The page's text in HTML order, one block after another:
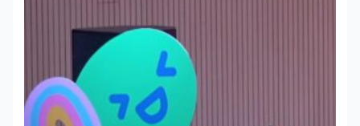
pedagógica